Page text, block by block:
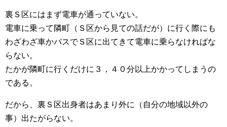
裏Ｓ区にはまず電車が通っていない。
電車に乗って隣町（Ｓ区から見ての話だが）に行く際にも
わざわざ車かバスでＳ区に出てきて電車に乗らなければな
らない。
たかが隣町に行くだけに３，４０分以上かかってしまうの
である。
だから、裏Ｓ区出身者はあまり外に（自分の地域以外の
事）出たがらない。